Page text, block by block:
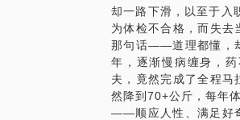
医疗健康领域的的
需求，在行请您前
对话题内容不予担
那些年那些坑：
抽脂、减肥药、针
酮、代餐……
现实中你每天梦想
想的坑货？人生苦
却一路下滑，以至于
为体检不合格，而失去
那句话——道理都懂，
年，逐渐慢病缠身，
夫，竟然完成了全程
然降到70+公斤，每年
——顺应人性、满足好